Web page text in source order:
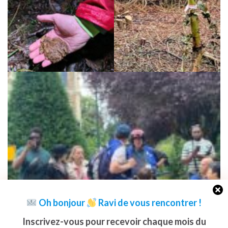
Oh bonjour Ravi de vous rencontrer !
Inscrivez-vous pour recevoir chaque mois du